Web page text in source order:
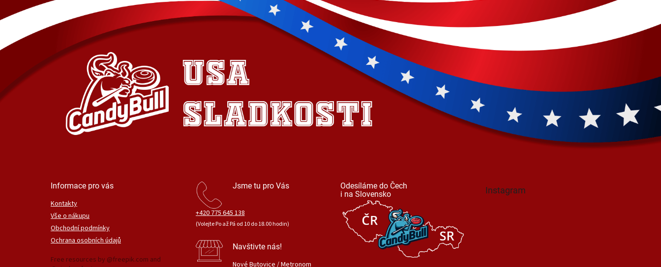
Informace pro vás
Kontakty
Vše o nákupu
Obchodní podmínky
Ochrana osobních údajů
Free resources by @freepik.com and
Jsme tu pro Vás
+420 775 645 138
(Volejte Po až Pá od 10 do 18.00 hodin)
Navštivte nás!
Nové Butovice / Metronom
Odesíláme do Čech
i na Slovensko
Instagram